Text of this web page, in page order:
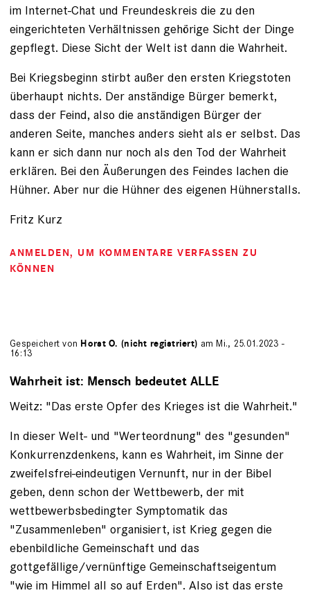
im Internet-Chat und Freundeskreis die zu den
eingerichteten Verhältnissen gehörige Sicht der Dinge
gepflegt. Diese Sicht der Welt ist dann die Wahrheit.
Bei Kriegsbeginn stirbt außer den ersten Kriegstoten
überhaupt nichts. Der anständige Bürger bemerkt,
dass der Feind, also die anständigen Bürger der
anderen Seite, manches anders sieht als er selbst. Das
kann er sich dann nur noch als den Tod der Wahrheit
erklären. Bei den Äußerungen des Feindes lachen die
Hühner. Aber nur die Hühner des eigenen Hühnerstalls.
Fritz Kurz
ANMELDEN, UM KOMMENTARE VERFASSEN ZU
KÖNNEN
Gespeichert von Horst O. (nicht registriert) am Mi., 25.01.2023 -
16:13
Wahrheit ist: Mensch bedeutet ALLE
Weitz: "Das erste Opfer des Krieges ist die Wahrheit."
In dieser Welt- und "Werteordnung" des "gesunden"
Konkurrenzdenkens, kann es Wahrheit, im Sinne der
zweifelsfrei-eindeutigen Vernunft, nur in der Bibel
geben, denn schon der Wettbewerb, der mit
wettbewerbsbedingter Symptomatik das
"Zusammenleben" organisiert, ist Krieg gegen die
ebenbildliche Gemeinschaft und das
gottgefällige/vernünftige Gemeinschaftseigentum
"wie im Himmel all so auf Erden". Also ist das erste